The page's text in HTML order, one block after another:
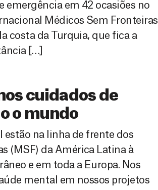
emergência em 42 ocasiões no
Médicos Sem Fronteiras
costa da Turquia, que fica a
[…]
cuidados de
o mundo
estão na linha de frente dos
(MSF) da América Latina à
e em toda a Europa. Nos
mental em nossos projetos